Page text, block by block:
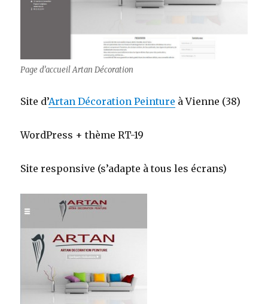
Page d’accueil Artan Décoration
Site d’Artan Décoration Peinture à Vienne (38)
WordPress + thème RT-19
Site responsive (s’adapte à tous les écrans)